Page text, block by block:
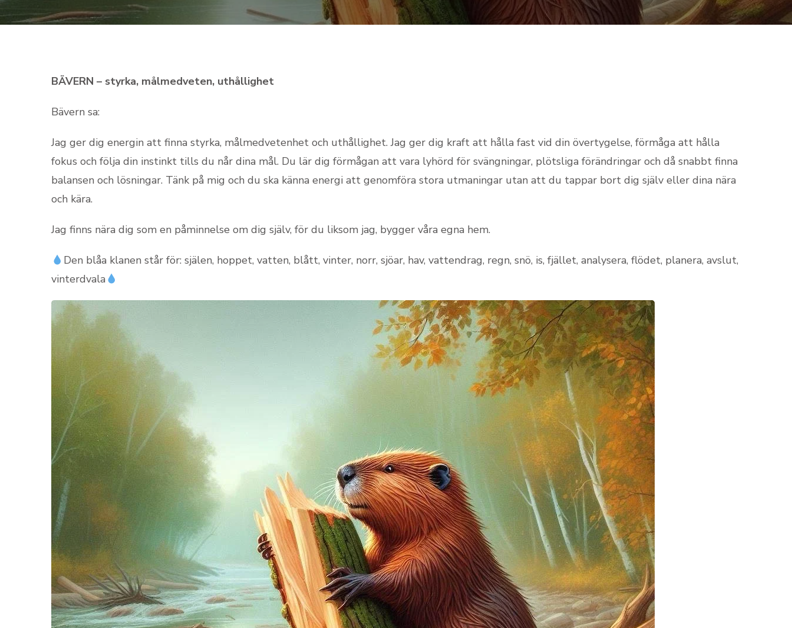
BÄVERN – styrka, målmedveten, uthållighet
Bävern sa:
Jag ger dig energin att finna styrka, målmedvetenhet och uthållighet. Jag ger dig kraft att hålla fast vid din övertygelse, förmåga att hålla
fokus och följa din instinkt tills du når dina mål. Du lär dig förmågan att vara lyhörd för svängningar, plötsliga förändringar och då snabbt finna
balansen och lösningar. Tänk på mig och du ska känna energi att genomföra stora utmaningar utan att du tappar bort dig själv eller dina nära
och kära.
Jag finns nära dig som en påminnelse om dig själv, för du liksom jag, bygger våra egna hem.
Den blåa klanen står för: själen, hoppet, vatten, blått, vinter, norr, sjöar, hav, vattendrag, regn, snö, is, fjället, analysera, flödet, planera, avslut,
vinterdvala